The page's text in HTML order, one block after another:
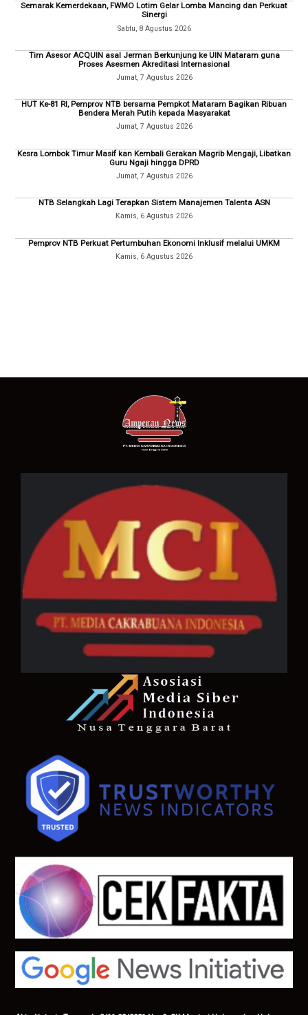
Semarak Kemerdekaan, FWMO Lotim Gelar Lomba Mancing dan Perkuat
Sinergi
Sabtu, 8 Agustus 2026
Tim Asesor ACQUIN asal Jerman Berkunjung ke UIN Mataram guna
Proses Asesmen Akreditasi Internasional
Jumat, 7 Agustus 2026
HUT Ke-81 RI, Pemprov NTB bersama Pempkot Mataram Bagikan Ribuan
Bendera Merah Putih kepada Masyarakat
Jumat, 7 Agustus 2026
Kesra Lombok Timur Masif kan Kembali Gerakan Magrib Mengaji, Libatkan
Guru Ngaji hingga DPRD
Jumat, 7 Agustus 2026
NTB Selangkah Lagi Terapkan Sistem Manajemen Talenta ASN
Kamis, 6 Agustus 2026
Pemprov NTB Perkuat Pertumbuhan Ekonomi Inklusif melalui UMKM
Kamis, 6 Agustus 2026